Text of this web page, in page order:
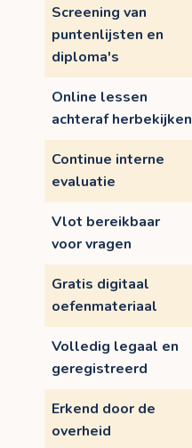
Screening van
puntenlijsten en
diploma's
Online lessen
achteraf herbekijken
Continue interne
evaluatie
Vlot bereikbaar
voor vragen
Gratis digitaal
oefenmateriaal
Volledig legaal en
geregistreerd
Erkend door de
overheid